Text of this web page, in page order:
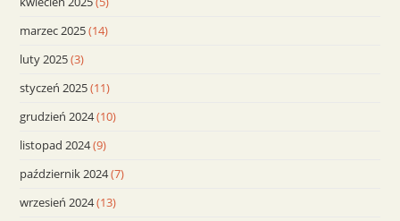
marzec 2025(14)
luty 2025(3)
styczeń 2025(11)
grudzień 2024(10)
listopad 2024(9)
październik 2024(7)
wrzesień 2024(13)